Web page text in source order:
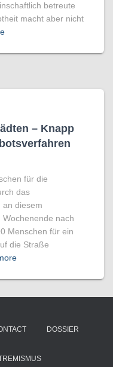
betreute
macht aber nicht
– Knapp
für die
das
an diesem
nach
Menschen für ein
die Straße
DOSSIER